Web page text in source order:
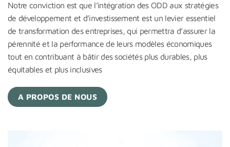
Notre conviction est que l’intégration des ODD aux stratégies
de développement et d’investissement est un levier essentiel
de transformation des entreprises, qui permettra d’assurer la
pérennité et la performance de leurs modèles économiques
tout en contribuant à bâtir des sociétés plus durables, plus
équitables et plus inclusives
A PROPOS DE NOUS